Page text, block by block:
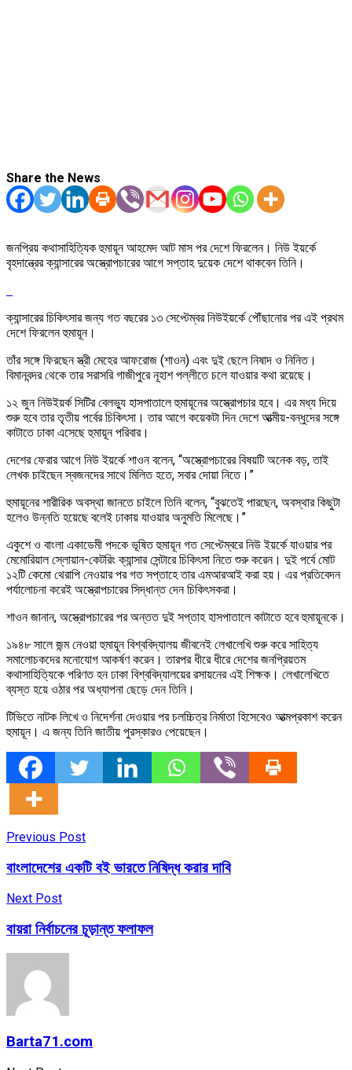
Share the News
জনপ্রিয় কথাসাহিত্যিক হুমায়ূন আহমেদ আট মাস পর দেশে ফিরলেন। নিউ ইয়র্কে
বৃহদান্ত্রের ক্যান্সারের অস্ত্রোপচারের আগে সপ্তাহ দুয়েক দেশে থাকবেন তিনি।
ক্যান্সারের চিকিৎসার জন্য গত বছরের ১৩ সেপ্টেম্বর নিউইয়র্কে পৌঁছানোর পর এই প্রথম
দেশে ফিরলেন হুমায়ূন।
তাঁর সঙ্গে ফিরছেন স্ত্রী মেহের আফরোজ (শাওন) এবং দুই ছেলে নিষাদ ও নিনিত।
বিমানবন্দর থেকে তার সরাসরি গাজীপুরে নূহাশ পল্লীতে চলে যাওয়ার কথা রয়েছে।
১২ জুন নিউইয়র্ক সিটির বেলভ্যু হাসপাতালে হুমায়ূনের অস্ত্রোপচার হবে। এর মধ্য দিয়ে
শুরু হবে তার তৃতীয় পর্বের চিকিৎসা। তার আগে কয়েকটা দিন দেশে আত্মীয়-বন্ধুদের সঙ্গে
কাটাতে ঢাকা এসেছে হুমায়ূন পরিবার।
দেশের ফেরার আগে নিউ ইয়র্কে শাওন বলেন, “অস্ত্রোপচারের বিষয়টি অনেক বড়, তাই
লেখক চাইছেন স্বজনদের সাথে মিলিত হতে, সবার দোয়া নিতে।”
হুমায়ূনের শারীরিক অবস্থা জানতে চাইলে তিনি বলেন, “বুঝতেই পারছেন, অবস্থার কিছুটা
হলেও উন্নতি হয়েছে বলেই ঢাকায় যাওয়ার অনুমতি মিলেছে।”
একুশে ও বাংলা একাডেমী পদকে ভূষিত হুমায়ূন গত সেপ্টেম্বরে নিউ ইয়র্কে যাওয়ার পর
মেমোরিয়াল স্লোয়ান-কেটরিং ক্যান্সার সেন্টারে চিকিৎসা নিতে শুরু করেন। দুই পর্বে মোট
১২টি কেমো থেরাপি নেওয়ার পর গত সপ্তাহে তার এমআরআই করা হয়। এর প্রতিবেদন
পর্যালোচনা করেই অস্ত্রোপচারের সিদ্ধান্ত দেন চিকিৎসকরা।
শাওন জানান, অস্ত্রোপচারের পর অন্তত দুই সপ্তাহ হাসপাতালে কাটাতে হবে হুমায়ূনকে।
১৯৪৮ সালে জন্ম নেওয়া হুমায়ূন বিশ্ববিদ্যালয় জীবনেই লেখালেখি শুরু করে সাহিত্য
সমালোচকদের মনোযোগ আকর্ষণ করেন। তারপর ধীরে ধীরে দেশের জনপ্রিয়তম
কথাসাহিত্যিকে পরিণত হন ঢাকা বিশ্ববিদ্যালয়ের রসায়নের এই শিক্ষক। লেখালেখিতে
ব্যস্ত হয়ে ওঠার পর অধ্যাপনা ছেড়ে দেন তিনি।
টিভিতে নাটক লিখে ও নিদের্শনা দেওয়ার পর চলচ্চিত্র নির্মাতা হিসেবেও আত্মপ্রকাশ করেন
হুমায়ূন। এ জন্য তিনি জাতীয় পুরস্কারও পেয়েছেন।
Previous Post
বাংলাদেশের একটি বই ভারতে নিষিদ্ধ করার দাবি
Next Post
বায়রা নির্বাচনের চূড়ান্ত ফলাফল
Barta71.com